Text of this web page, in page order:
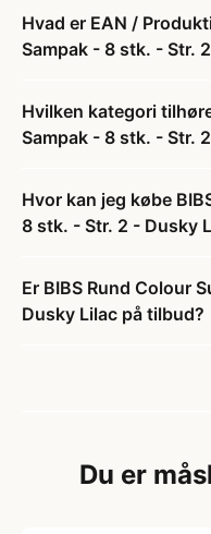
Hvad er EAN /
Sampak - 8 stk. - Str.
Hvilken kategori
Sampak - 8 stk. - Str.
Hvor kan jeg købe
8 stk. - Str. 2 - Dusky
Er BIBS Rund Colour
Dusky Lilac på tilbud?
Du er